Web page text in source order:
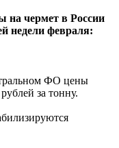
на чермет в России
недели февраля:
ФО цены
за тонну.